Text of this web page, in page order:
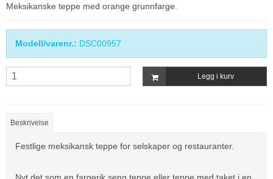
Meksikanske teppe med orange grunnfarge.
Modell/varenr.: DSC00957
Legg i kurv
Beskrivelse
Festlige meksikansk teppe for selskaper og restauranter.